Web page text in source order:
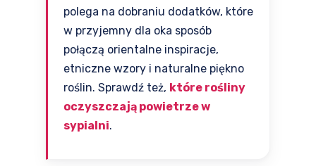
polega na dobraniu dodatków, które
w przyjemny dla oka sposób
połączą orientalne inspiracje,
etniczne wzory i naturalne piękno
roślin. Sprawdź też, które rośliny
oczyszczają powietrze w
sypialni.